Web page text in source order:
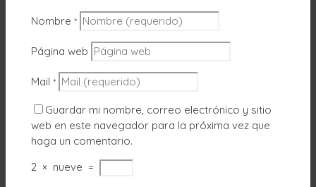
Nombre *
Página web
Mail *
Guardar mi nombre, correo electrónico y sitio
web en este navegador para la próxima vez que
haga un comentario.
2 × nueve =